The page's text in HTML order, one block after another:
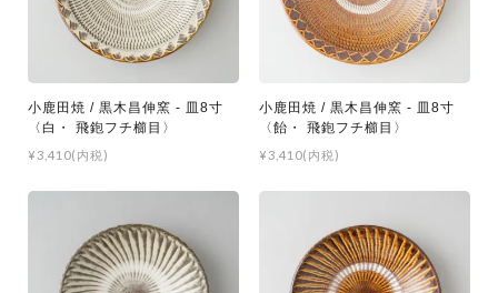
小鹿田焼 / 黒木昌伸窯 - 皿8寸
〈白・ 飛鉋フチ櫛目〉
¥3,410(内税)
小鹿田焼 / 黒木昌伸窯 - 皿8寸
〈飴・ 飛鉋フチ櫛目〉
¥3,410(内税)